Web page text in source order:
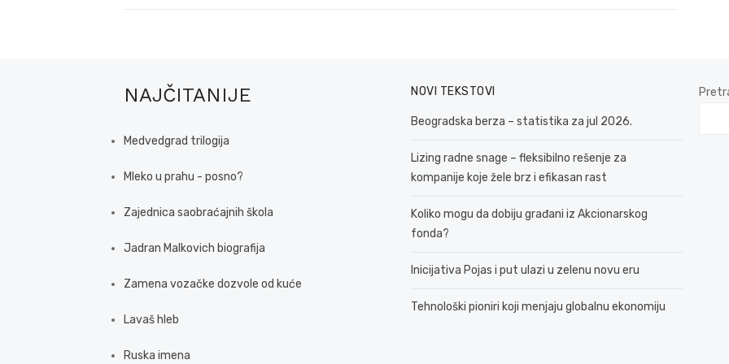
NAJČITANIJE
Medvedgrad trilogija
Mleko u prahu - posno?
Zajednica saobraćajnih škola
Jadran Malkovich biografija
Zamena vozačke dozvole od kuće
Lavaš hleb
Ruska imena
NOVI TEKSTOVI
Beogradska berza – statistika za jul 2026.
Lizing radne snage – fleksibilno rešenje za
kompanije koje žele brz i efikasan rast
Koliko mogu da dobiju građani iz Akcionarskog
fonda?
Inicijativa Pojas i put ulazi u zelenu novu eru
Tehnološki pioniri koji menjaju globalnu ekonomiju